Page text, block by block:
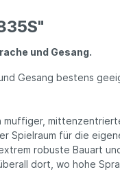
und Gesang.
Gesang bestens
muffiger,
Spiel­raum für die
robuste Bauart
dort, wo hohe